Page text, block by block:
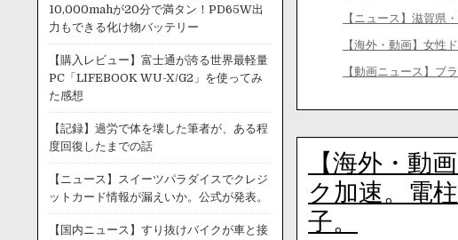
【ニュース】滋賀県
【海外・動画】女性
【動画ニュース】ブ
【海外・動
ク加速。電
子。
10,000mahが20分で満タン！PD65W出
力もできる化け物バッテリー
【購入レビュー】富士通が誇る世界最軽量
PC「LIFEBOOK WU-X/G2」を使ってみ
た感想
【記録】過労で体を壊した筆者が、ある程
度回復したまでの話
【ニュース】スイーツパラダイスでクレジ
ットカード情報が漏えいか。公式が発表。
【国内ニュース】すり抜けバイクが車と接